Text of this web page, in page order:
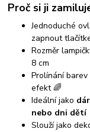
Proč si ji
Jednoduché
zapnout
Rozměr
8 cm
Prolínání
efekt 🌈
Ideální jako
nebo dni dětí
Slouží jako